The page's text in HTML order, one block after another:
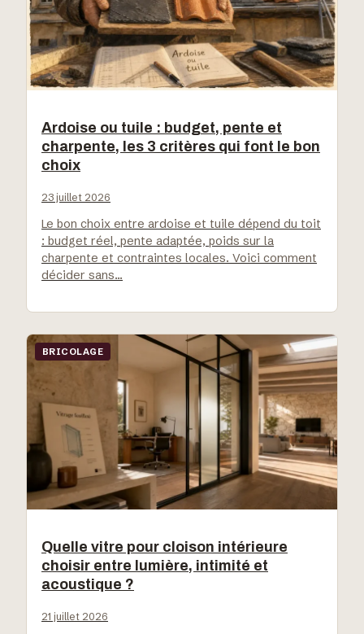
Ardoise ou tuile : budget, pente et
charpente, les 3 critères qui font le bon
choix
23 juillet 2026
Le bon choix entre ardoise et tuile dépend du toit
: budget réel, pente adaptée, poids sur la
charpente et contraintes locales. Voici comment
décider sans…
BRICOLAGE
Quelle vitre pour cloison intérieure
choisir entre lumière, intimité et
acoustique ?
21 juillet 2026